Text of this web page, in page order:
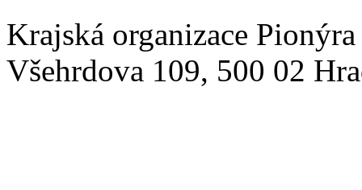
Krajská organizace
Všehrdova 109, 500 02